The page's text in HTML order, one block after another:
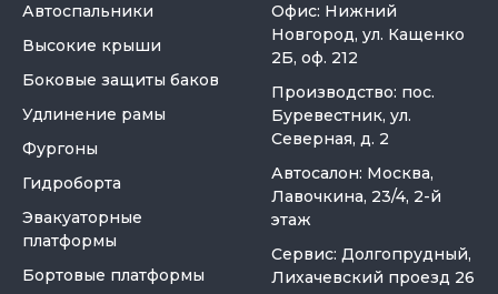
Автоспальники
Высокие крыши
Боковые защиты баков
Удлинение рамы
Фургоны
Гидроборта
Эвакуаторные
платформы
Бортовые платформы
Офис: Нижний
Новгород, ул. Кащенко
2Б, оф. 212
Производство: пос.
Буревестник, ул.
Северная, д. 2
Автосалон: Москва,
Лавочкина, 23/4, 2-й
этаж
Сервис: Долгопрудный,
Лихачевский проезд 26